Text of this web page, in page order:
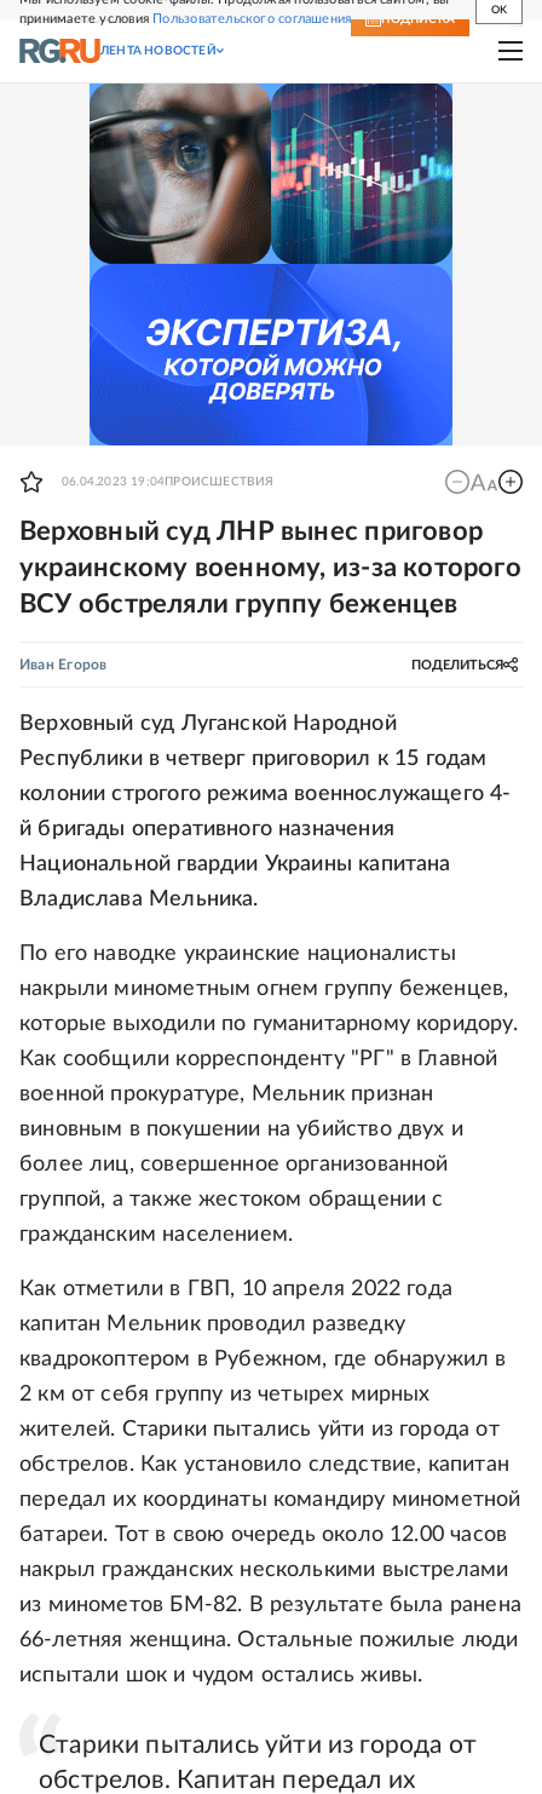
принимаете условия Пользовательского соглашения
OK
СВЕЖИЙ НОМЕР ПОДПИСКА
ЛЕНТА НОВОСТЕЙ
06.04.2023 19:04 ПРОИСШЕСТВИЯ
Верховный суд ЛНР вынес приговор
украинскому военному, из-за которого
ВСУ обстреляли группу беженцев
Иван Егоров ПОДЕЛИТЬСЯ
Верховный суд Луганской Народной
Республики в четверг приговорил к 15 годам
колонии строгого режима военнослужащего 4-
й бригады оперативного назначения
Национальной гвардии Украины капитана
Владислава Мельника.
По его наводке украинские националисты
накрыли минометным огнем группу беженцев,
которые выходили по гуманитарному коридору.
Как сообщили корреспонденту "РГ" в Главной
военной прокуратуре, Мельник признан
виновным в покушении на убийство двух и
более лиц, совершенное организованной
группой, а также жестоком обращении с
гражданским населением.
Как отметили в ГВП, 10 апреля 2022 года
капитан Мельник проводил разведку
квадрокоптером в Рубежном, где обнаружил в
2 км от себя группу из четырех мирных
жителей. Старики пытались уйти из города от
обстрелов. Как установило следствие, капитан
передал их координаты командиру минометной
батареи. Тот в свою очередь около 12.00 часов
накрыл гражданских несколькими выстрелами
из минометов БМ-82. В результате была ранена
66-летняя женщина. Остальные пожилые люди
испытали шок и чудом остались живы.
Старики пытались уйти из города от
обстрелов. Капитан передал их